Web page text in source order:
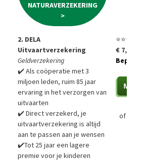
NATURAVERZEKERING
>
2. DELA
Uitvaartverzekering
Geldverzekering
✔️ Als coöperatie met 3
miljoen leden, ruim 85 jaar
ervaring in het verzorgen van
uitvaarten
✔️ Direct verzekerd, je
uitvaartverzekering is altijd
aan te passen aan je wensen
✔️Tot 25 jaar een lagere
premie voor je kinderen
⭐⭐⭐⭐⭐
€ 7,85
Bepaal
of